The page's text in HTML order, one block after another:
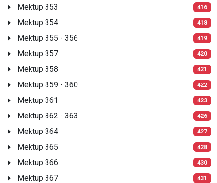
Mektup 353 416
Mektup 354 418
Mektup 355 - 356 419
Mektup 357 420
Mektup 358 421
Mektup 359 - 360 422
Mektup 361 423
Mektup 362 - 363 426
Mektup 364 427
Mektup 365 428
Mektup 366 430
Mektup 367 431